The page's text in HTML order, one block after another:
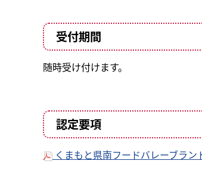
受付期間
随時受け付けます。
認定要項
くまもと県南フードバレーブラン